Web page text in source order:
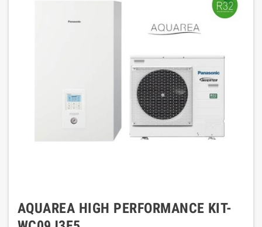
AQUAREA HIGH PERFORMANCE KIT-